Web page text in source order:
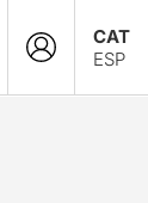
CAT
ESP